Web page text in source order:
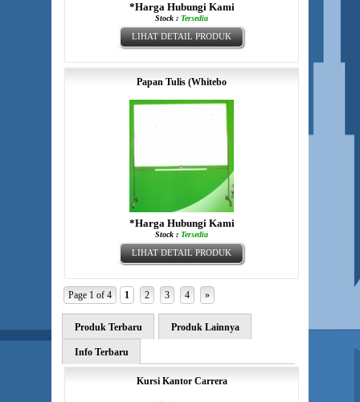
*Harga Hubungi Kami
Stock : Tersedia
LIHAT DETAIL PRODUK
Papan Tulis (Whitebo
*Harga Hubungi Kami
Stock : Tersedia
LIHAT DETAIL PRODUK
Page 1 of 4 1 2 3 4 »
Produk Terbaru Produk Lainnya
Info Terbaru
Kursi Kantor Carrera